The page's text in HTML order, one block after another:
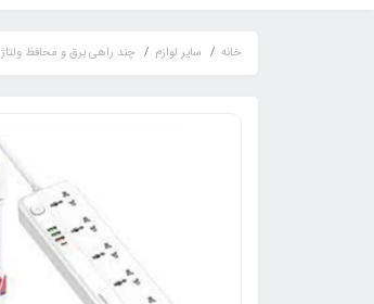
خانه سایر لوازم چند راهی برق و محافظ ولتاژ